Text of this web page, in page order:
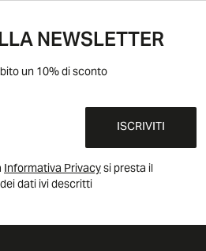
NEWSLETTER
un 10% di sconto
ISCRIVITI
Informativa Privacysi presta il
dati ivi descritti